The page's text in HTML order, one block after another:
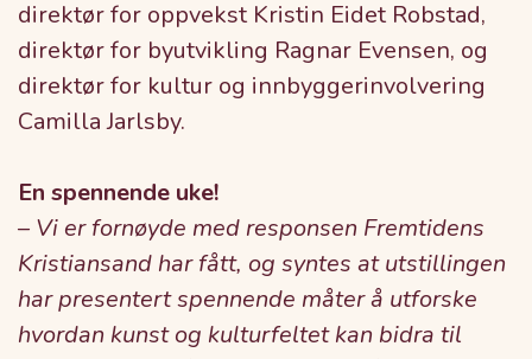
direktør for oppvekst Kristin Eidet Robstad,
direktør for byutvikling Ragnar Evensen, og
direktør for kultur og innbyggerinvolvering
Camilla Jarlsby.
En spennende uke!
– Vi er fornøyde med responsen Fremtidens
Kristiansand har fått, og syntes at utstillingen
har presentert spennende måter å utforske
hvordan kunst og kulturfeltet kan bidra til